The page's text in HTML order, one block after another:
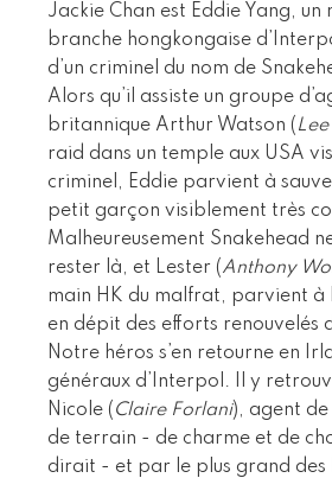
Jackie Chan est Eddie Yang, un
branche hongkongaise
d’un criminel du nom de
Alors qu’il assiste un groupe
britannique Arthur Watson (
raid dans un temple aux USA
criminel, Eddie parvient à
petit garçon visiblement très
Malheureusement Snakehead
rester là, et Lester (Anthony
main HK du malfrat, parvient à
en dépit des efforts renouvelés
Notre héros s’en retourne en
généraux d’Interpol. Il y
Nicole ( Claire Forlani), agent
de terrain - de charme et de
dirait - et par le plus grand des